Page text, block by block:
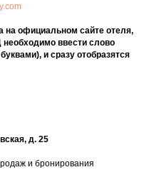
на официальном сайте отеля,
ввести слово
и сразу отобразятся
д. 25
и бронирования